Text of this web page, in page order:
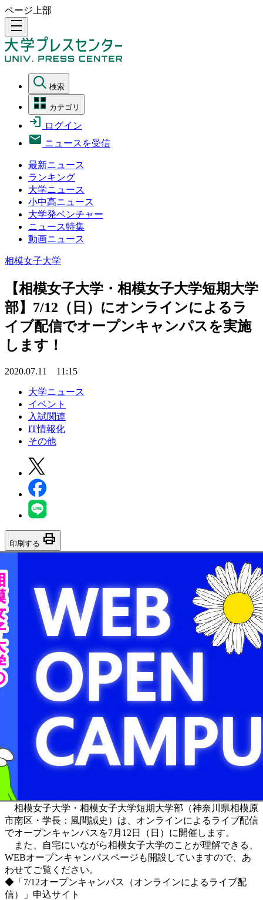
ページ上部
density_medium
検索
カテゴリ
ログイン
ニュースを受信
最新ニュース
ランキング
大学ニュース
小中高ニュース
大学発ベンチャー
ニュース特集
動画ニュース
相模女子大学
【相模女子大学・相模女子大学短期大学
部】7/12（日）にオンラインによるラ
イブ配信でオープンキャンパスを実施
します！
2020.07.11 11:15
大学ニュース
イベント
入試関連
IT情報化
その他
印刷する print
相模女子大学・相模女子大学短期大学部（神奈川県相模原
市南区・学長：風間誠史）は、オンラインによるライブ配信
でオープンキャンパスを7月12日（日）に開催します。
また、自宅にいながら相模女子大学のことが理解できる、
WEBオープンキャンパスページも開設していますので、あ
わせてご覧ください。
◆「7/12オープンキャンパス（オンラインによるライブ配
信）」申込サイト